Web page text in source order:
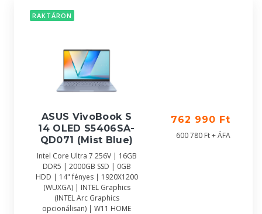
RAKTÁRON
ASUS VivoBook S
14 OLED S5406SA-
QD071 (Mist Blue)
Intel Core Ultra 7 256V | 16GB
DDR5 | 2000GB SSD | 0GB
HDD | 14" fényes | 1920X1200
(WUXGA) | INTEL Graphics
(INTEL Arc Graphics
opcionálisan) | W11 HOME
762 990 Ft
600 780 Ft + ÁFA